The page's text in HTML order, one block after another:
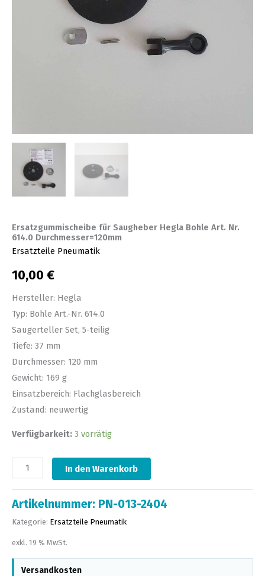
Ersatzgummischeibe für Saugheber Hegla Bohle Art. Nr.
614.0 Durchmesser=120mm
Ersatzteile Pneumatik
10,00 €
Hersteller: Hegla
Typ: Bohle Art.-Nr. 614.0
Saugerteller Set, 5-teilig
Tiefe: 37 mm
Durchmesser: 120 mm
Gewicht: 169 g
Einsatzbereich: Flachglasbereich
Zustand: neuwertig
Verfügbarkeit: 3 vorrätig
In den Warenkorb
Artikelnummer: PN-013-2404
Kategorie: Ersatzteile Pneumatik
exkl. 19 % MwSt.
Versandkosten